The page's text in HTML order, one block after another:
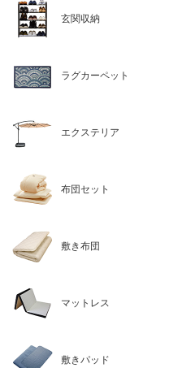
玄関収納
ラグカーペット
エクステリア
布団セット
敷き布団
マットレス
敷きパッド